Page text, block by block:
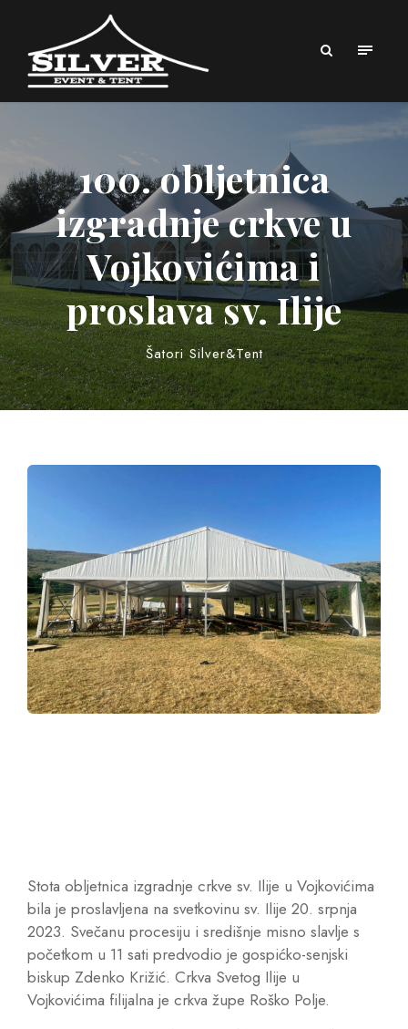
100. obljetnica
izgradnje crkve u
Vojkovićima i
proslava sv. Ilije
Šatori Silver&Tent
Stota obljetnica izgradnje crkve sv. Ilije u Vojkovićima
bila je proslavljena na svetkovinu sv. Ilije 20. srpnja
2023. Svečanu procesiju i središnje misno slavlje s
početkom u 11 sati predvodio je gospićko-senjski
biskup Zdenko Križić. Crkva Svetog Ilije u
Vojkovićima filijalna je crkva župe Roško Polje.